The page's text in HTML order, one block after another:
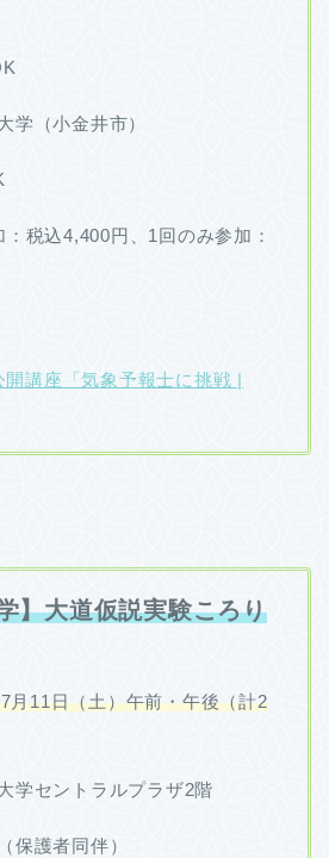
学（小金井市）
：税込4,400円、1回のみ参加：
講座「気象予報士に挑戦 |
】大道仮説実験ころり
月11日（土）午前・午後（計2
学セントラルプラザ2階
保護者同伴）